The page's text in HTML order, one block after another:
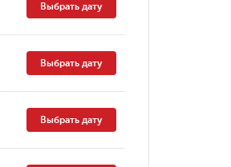
Выбрать дату
Выбрать дату
Выбрать дату